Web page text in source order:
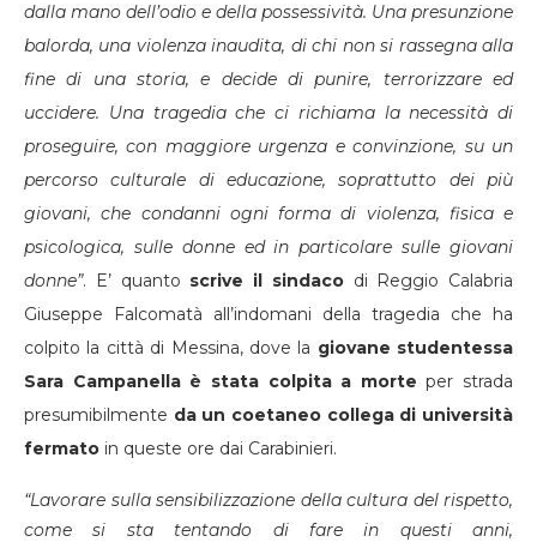
dalla mano dell’odio e della possessività. Una presunzione
balorda, una violenza inaudita, di chi non si rassegna alla
fine di una storia, e decide di punire, terrorizzare ed
uccidere. Una tragedia che ci richiama la necessità di
proseguire, con maggiore urgenza e convinzione, su un
percorso culturale di educazione, soprattutto dei più
giovani, che condanni ogni forma di violenza, fisica e
psicologica, sulle donne ed in particolare sulle giovani
donne”. E’ quanto scrive il sindacodi Reggio Calabria
Giuseppe Falcomatà all’indomani della tragedia che ha
colpito la città di Messina, dove la giovane studentessa
Sara Campanella è stata colpita a morte per strada
presumibilmente da un coetaneo collega di università
fermato in queste ore dai Carabinieri.
“Lavorare sulla sensibilizzazione della cultura del rispetto,
come si sta tentando di fare in questi anni,